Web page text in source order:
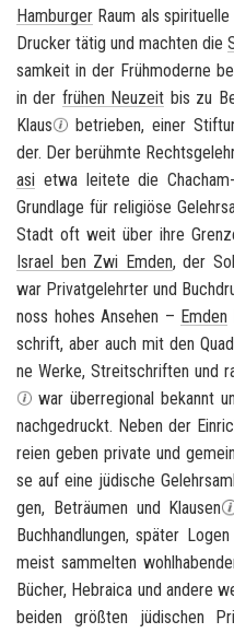
Ham­bur­ger Raum als
Dru­cker tätig und mach­ten die
sam­keit in der Früh­mo­der­ne
in der frü­hen Neu­zeit bis zu
Klaus
be­trie­ben, einer
der. Der be­rühm­te
a­si etwa lei­te­te die
Grund­la­ge für re­li­giö­se
Stadt oft weit über ihre
Is­ra­el ben Zwi Emden, der
war Pri­vat­ge­lehr­ter und
noss hohes An­se­hen – Emden
schrift, aber auch mit den
ne Werke, Streit­schrif­ten und
war über­re­gio­nal be­kannt
nach­ge­druckt. Neben der
rei­en geben pri­va­te und
se auf eine jü­di­sche
gen, Be­träu­men und Klau­sen
Buch­hand­lun­gen, spä­ter
meist sam­mel­ten
Bü­cher, He­brai­ca und an­de­re
bei­den größ­ten jü­di­schen